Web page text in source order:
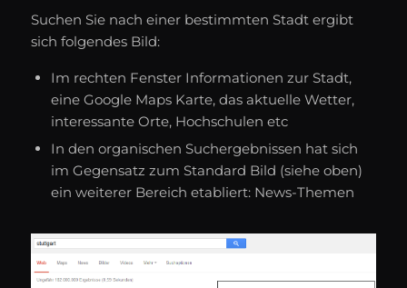
Suchen Sie nach einer bestimmten Stadt ergibt
sich folgendes Bild:
Im rechten Fenster Informationen zur Stadt,
eine Google Maps Karte, das aktuelle Wetter,
interessante Orte, Hochschulen etc
In den organischen Suchergebnissen hat sich
im Gegensatz zum Standard Bild (siehe oben)
ein weiterer Bereich etabliert: News-Themen